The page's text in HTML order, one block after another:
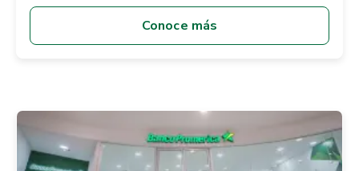
Conoce más